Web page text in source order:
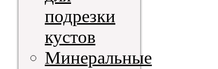
подрезки
кустов
Минеральные